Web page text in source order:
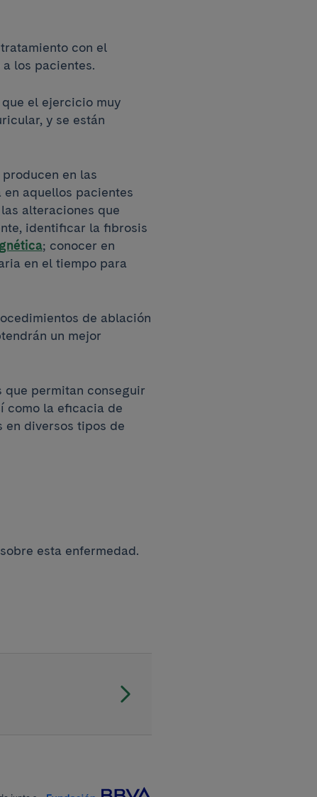
con el
los pacientes.
el ejercicio muy
y se están
en las
aquellos pacientes
alteraciones que
identificar la fibrosis
; conocer en
en el tiempo para
de ablación
un mejor
que permitan conseguir
como la eficacia de
en diversos tipos de
esta enfermedad.